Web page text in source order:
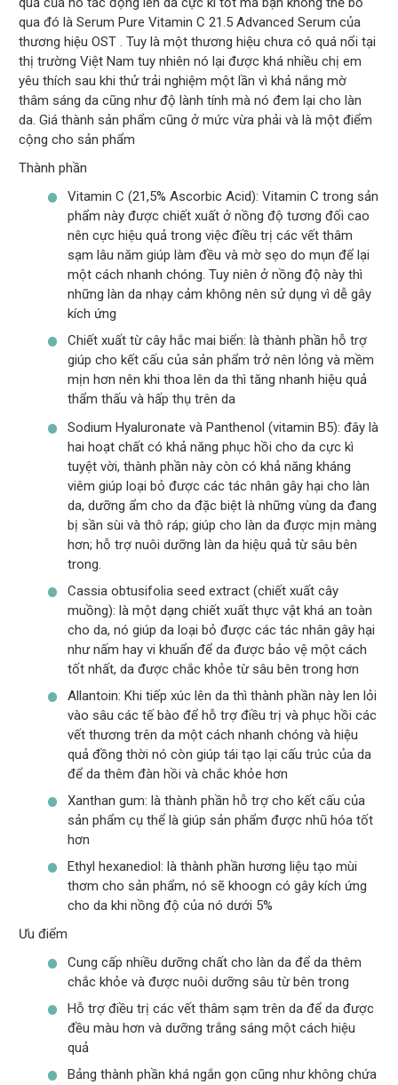
qua đó là Serum Pure Vitamin C 21.5 Advanced Serum của
thương hiệu OST . Tuy là một thương hiệu chưa có quá nổi tại
thị trường Việt Nam tuy nhiên nó lại được khá nhiều chị em
yêu thích sau khi thử trải nghiệm một lần vì khả nắng mờ
thâm sáng da cũng như độ lành tính mà nó đem lại cho làn
da. Giá thành sản phẩm cũng ở mức vừa phải và là một điểm
cộng cho sản phẩm
Thành phần
Vitamin C (21,5% Ascorbic Acid): Vitamin C trong sản
phẩm này được chiết xuất ở nồng độ tương đối cao
nên cực hiệu quả trong việc điều trị các vết thâm
sạm lâu năm giúp làm đều và mờ sẹo do mụn để lại
một cách nhanh chóng. Tuy niên ở nồng độ này thì
những làn da nhạy cảm không nên sử dụng vì dễ gây
kích ứng
Chiết xuất từ cây hắc mai biển: là thành phần hỗ trợ
giúp cho kết cấu của sản phẩm trở nên lỏng và mềm
mịn hơn nên khi thoa lên da thì tăng nhanh hiệu quả
thẩm thấu và hấp thụ trên da
Sodium Hyaluronate và Panthenol (vitamin B5): đây là
hai hoạt chất có khả năng phục hồi cho da cực kì
tuyệt vời, thành phần này còn có khả năng kháng
viêm giúp loại bỏ được các tác nhân gây hại cho làn
da, dưỡng ẩm cho da đặc biệt là những vùng da đang
bị sần sùi và thô ráp; giúp cho làn da được mịn màng
hơn; hỗ trợ nuôi dưỡng làn da hiệu quả từ sâu bên
trong.
Cassia obtusifolia seed extract (chiết xuất cây
muồng): là một dạng chiết xuất thực vật khá an toàn
cho da, nó giúp da loại bỏ được các tác nhân gây hại
như nấm hay vi khuẩn để da được bảo vệ một cách
tốt nhất, da được chắc khỏe từ sâu bên trong hơn
Allantoin: Khi tiếp xúc lên da thì thành phần này len lỏi
vào sâu các tế bào để hỗ trợ điều trị và phục hồi các
vết thương trên da một cách nhanh chóng và hiệu
quả đồng thời nó còn giúp tái tạo lại cấu trúc của da
để da thêm đàn hồi và chắc khỏe hơn
Xanthan gum: là thành phần hỗ trợ cho kết cấu của
sản phẩm cụ thể là giúp sản phẩm được nhũ hóa tốt
hơn
Ethyl hexanediol: là thành phần hương liệu tạo mùi
thơm cho sản phẩm, nó sẽ khoogn có gây kích ứng
cho da khi nồng độ của nó dưới 5%
Ưu điểm
Cung cấp nhiều dưỡng chất cho làn da để da thêm
chắc khỏe và được nuôi dưỡng sâu từ bên trong
Hỗ trợ điều trị các vết thâm sạm trên da để da được
đều màu hơn và dưỡng trắng sáng một cách hiệu
quả
Bảng thành phần khá ngắn gọn cũng như không chứa